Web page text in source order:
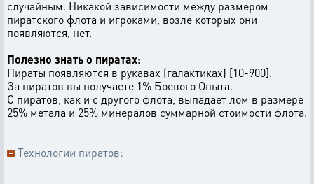
случайным. Никакой зависимости между размером
пиратского флота и игроками, возле которых они
появляются, нет.
Полезно знать о пиратах:
Пираты появляются в рукавах (галактиках) [10-900].
За пиратов вы получаете 1% Боевого Опыта.
С пиратов, как и с другого флота, выпадает лом в размере
25% метала и 25% минералов суммарной стоимости флота.
Технологии пиратов: